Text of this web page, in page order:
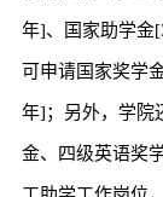
年]、国家助学金
可申请国家奖学
年]；另外，学院
金、四级英语奖